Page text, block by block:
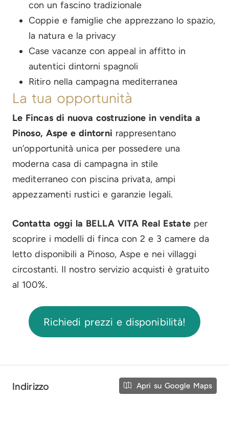
con un fascino tradizionale
Coppie e famiglie che apprezzano lo spazio,
la natura e la privacy
Case vacanze con appeal in affitto in
autentici dintorni spagnoli
Ritiro nella campagna mediterranea
La tua opportunità
Le Fincas di nuova costruzione in vendita a
Pinoso, Aspe e dintorni rappresentano
un’opportunità unica per possedere una
moderna casa di campagna in stile
mediterraneo con piscina privata, ampi
appezzamenti rustici e garanzie legali.
Contatta oggi la BELLA VITA Real Estateper
scoprire i modelli di finca con 2 e 3 camere da
letto disponibili a Pinoso, Aspe e nei villaggi
circostanti. Il nostro servizio acquisti è gratuito
al 100%.
Richiedi prezzi e disponibilità!
Indirizzo Apri su Google Maps